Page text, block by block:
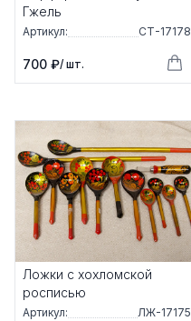
Гжель
Артикул: СТ-17178
700 ₽/ шт.
Ложки с хохломской
росписью
Артикул: ЛЖ-17175